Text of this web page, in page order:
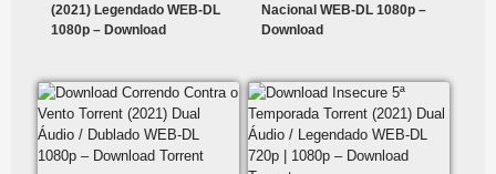
(2021) Legendado WEB-DL
1080p – Download
Nacional WEB-DL 1080p –
Download